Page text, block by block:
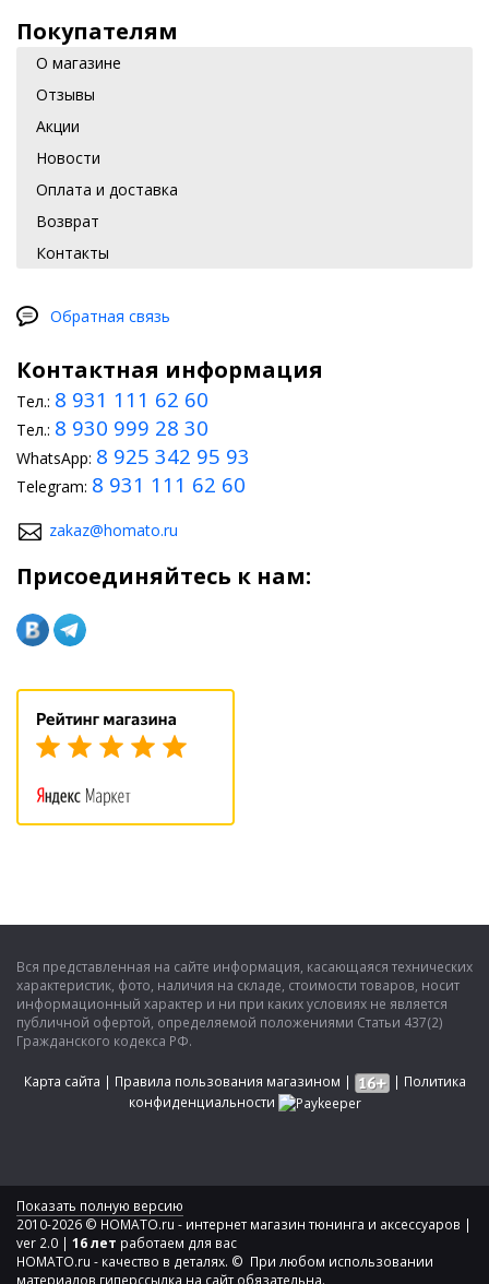
Покупателям
О магазине
Отзывы
Акции
Новости
Оплата и доставка
Возврат
Контакты
Обратная связь
Контактная информация
Тел.: 8 931 111 62 60
Тел.: 8 930 999 28 30
WhatsApp: 8 925 342 95 93
Telegram: 8 931 111 62 60
zakaz@homato.ru
Присоединяйтесь к нам:
Вся представленная на сайте информация, касающаяся технических
характеристик, фото, наличия на складе, стоимости товаров, носит
информационный характер и ни при каких условиях не является
публичной офертой, определяемой положениями Статьи 437(2)
Гражданского кодекса РФ.
Карта сайта | Правила пользования магазином | | Политика
конфиденциальности
Показать полную версию
2010-2026 © HOMATO.ru - интернет магазин тюнинга и аксессуаров |
ver 2.0 | 16 лет работаем для вас
HOMATO.ru - качество в деталях. © При любом использовании
материалов гиперссылка на сайт обязательна.